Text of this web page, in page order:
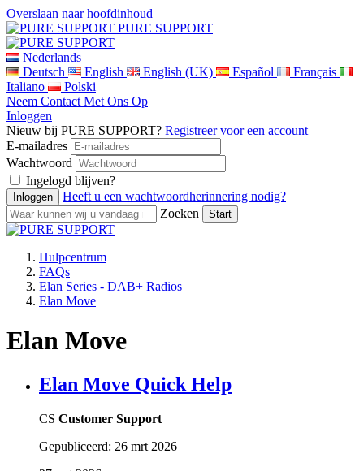
Overslaan naar hoofdinhoud
PURE SUPPORT
Nederlands
Deutsch
English English (UK) Español
Français
Italiano
Polski
Neem Contact Met Ons Op
Inloggen
Nieuw bij PURE SUPPORT? Registreer voor een account
E-mailadres
Wachtwoord
Ingelogd blijven?
Heeft u een wachtwoordherinnering nodig?
Zoeken
Hulpcentrum
FAQs
Elan Series - DAB+ Radios
Elan Move
Elan Move
Elan Move Quick Help
CS Customer Support
Gepubliceerd: 26 mrt 2026